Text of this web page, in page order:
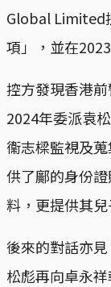
Global Limited
項」，並在
控方發現香港
2024年委派袁
衞志樑監視及
供了鄺的身份
料，更提供其
後來的對話亦
松彪再向卓永